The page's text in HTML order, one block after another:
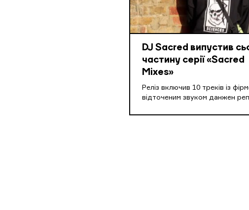
DJ Sacred випустив
частину серії «Sacred
Mixes»
Реліз включив 10 треків із
відточеним звуком данжен